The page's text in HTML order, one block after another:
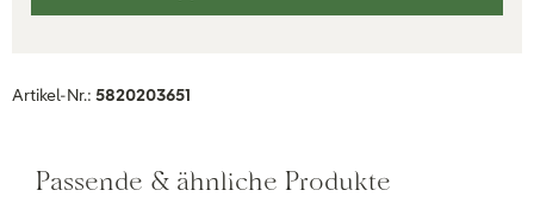
Artikel-Nr.: 5820203651
Passende & ähnliche Produkte